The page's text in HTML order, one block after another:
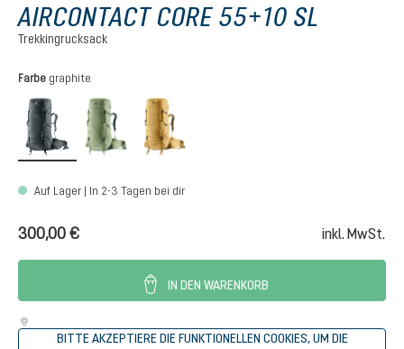
AIRCONTACT CORE 55+10 SL
Trekkingrucksack
Farbeauswählen
graphite
graphite grove-ivy
Auf Lager | In 2-3 Tagen bei dir
300,00 € inkl. MwSt.
IN DEN WARENKORB
BITTE AKZEPTIERE DIE FUNKTIONELLEN COOKIES, UM DIE